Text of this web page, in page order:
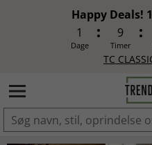
Happy Deals!
1
Dage
9
Timer
TC